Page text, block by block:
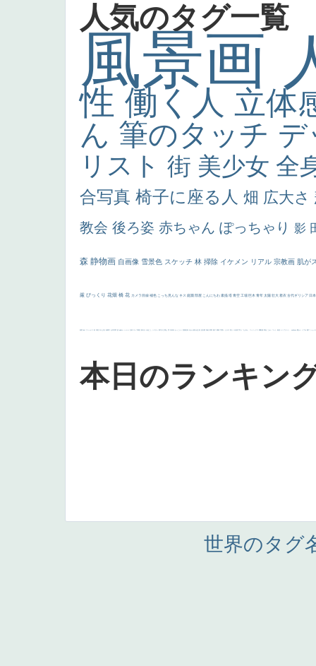
人気のタグ一覧
風景画
性 働く人 立体
ん 筆のタッチ
リスト 街 美少女 全
合写真 椅子に座る人 畑 広大さ
教会 後ろ姿 赤ちゃん ぽっちゃり 影
森 静物画 自画像 雪景色 スケッチ 林 掃除 イケメン リアル 宗教画 肌が
厳 びっくり 花畑 橋 花 カメラ目線 補色 こっち見んな キス 庭園 部屋 こんにちわ 素描 塔 青空 工場 巨木 青年 太陽 壮大 着衣 古代ギリシア 日
画質 last ヴィーナス 剣 白人少女 食事中 山本芳翠 麦 alciato ハーレム 女神 ローマ教皇 奥行き 火起こし シスター 東方の三博士 114514 かっこいい 受胎告知 天から覗き込む顔 設計図 挿絵 群衆 親子 裸婦 可愛い ピサロ ＃名画で学ぶ「たるみ」 ニーソックス 躍動感 黄色 こわい コート 畦道 レンブラント・ sekkusu 暖かい バブみ 靴下 ショッ
本日のランキン
世界のタグ